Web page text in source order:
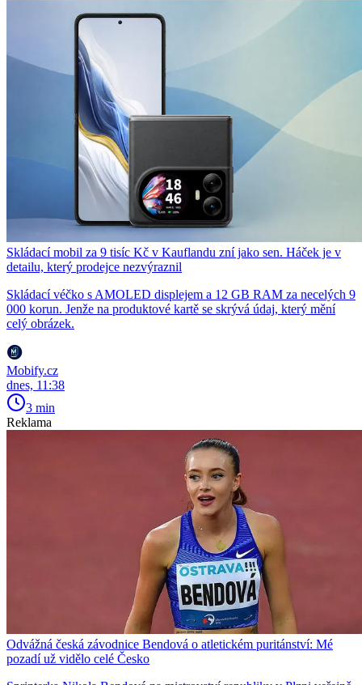
Skládací mobil za 9 tisíc Kč v Kauflandu zní jako sen. Háček je v
detailu, který prodejce nezvýraznil
Skládací véčko s AMOLED displejem a 12 GB RAM za necelých 9
000 korun. Jenže na produktové kartě se skrývá údaj, který mění
celý obrázek.
Mobify.cz
dnes, 11:38
3 min
Reklama
Odvážná česká závodnice Bendová o atletickém puritánství: Mé
pozadí už vidělo celé Česko